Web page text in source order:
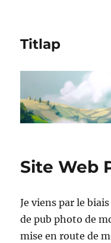
Titlap
Site Web
Je viens par le
de pub photo de
mise en route de